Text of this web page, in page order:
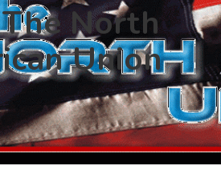
North
Union